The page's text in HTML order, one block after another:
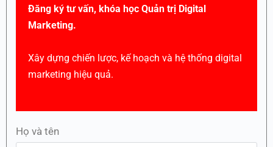
Đăng ký tư vấn, khóa học Quản trị Digital
Marketing.
Xây dựng chiến lược, kế hoạch và hệ thống digital
marketing hiệu quả.
Họ và tên